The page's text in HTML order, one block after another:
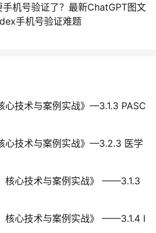
机号验证了？最新ChatGPT图文
手机号验证难题
技术与案例实战》—3.1.3 PASC
技术与案例实战》—3.2.3 医学
技术与案例实战》 ——3.1.3
技术与案例实战》 ——3.1.4 I